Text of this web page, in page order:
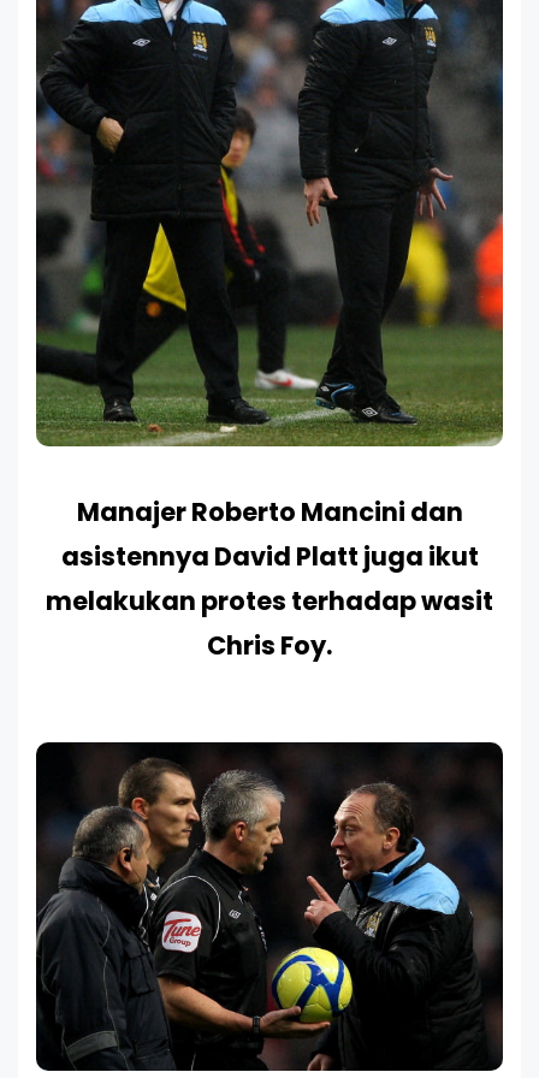
Manajer Roberto Mancini dan
asistennya David Platt juga ikut
melakukan protes terhadap wasit
Chris Foy.